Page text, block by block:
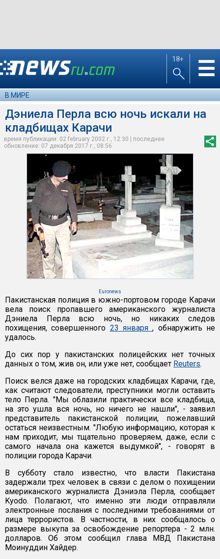
18+ ☰
В МИРЕ
Дэниела Перла всю ночь искали на
кладбищах Карачи
время публикации: 02 february 2002 г., 12:30 | последнее
обновление: 07 декабря 2017 г., 08:56
Euronews
Пакистанская полиция в южно-портовом городе Карачи
вела поиск пропавшего американского журналиста
Дэниела Перла всю ночь, но никаких следов
похищения, совершенного 23 января, обнаружить не
удалось.
До сих пор у пакистанских полицейских нет точных
данных о том, жив он, или уже нет, сообщает Reuters.
Поиск велся даже на городских кладбищах Карачи, где,
как считают следователи, преступники могли оставить
тело Перла. "Мы облазили практически все кладбища,
на это ушла вся ночь, но ничего не нашли", - заявил
представитель пакистанской полиции, пожелавший
остаться неизвестным. "Любую информацию, которая к
нам приходит, мы тщательно проверяем, даже, если с
самого начала она кажется выдумкой", - говорят в
полиции города Карачи.
В субботу стало известно, что власти Пакистана
задержали трех человек в связи с делом о похищении
американского журналиста Дэниэла Перла, сообщает
Kyodo. Полагают, что именно эти люди отправляли
электронные послания с последними требованиями от
лица террористов. В частности, в них сообщалось о
размере выкупа за освобождение репортера - 2 млн.
долларов. Об этом сообщил глава МВД Пакистана
Моинуддин Хайдер.